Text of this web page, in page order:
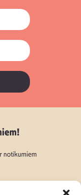
notikumiem